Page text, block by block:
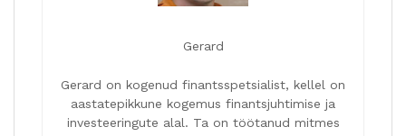
Gerard
Gerard on kogenud finantsspetsialist, kellel on
aastatepikkune kogemus finantsjuhtimise ja
investeeringute alal. Ta on töötanud mitmes